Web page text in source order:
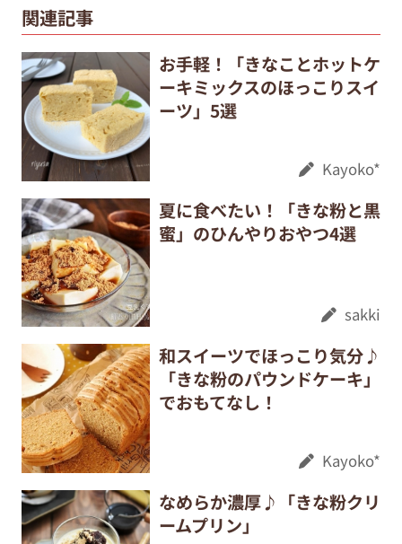
関連記事
お手軽！「きなことホットケ
ーキミックスのほっこりスイ
ーツ」5選
Kayoko*
夏に食べたい！「きな粉と黒
蜜」のひんやりおやつ4選
sakki
和スイーツでほっこり気分♪
「きな粉のパウンドケーキ」
でおもてなし！
Kayoko*
なめらか濃厚♪「きな粉クリ
ームプリン」